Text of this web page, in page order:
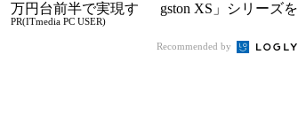
万円台前半で実現す
る快適PCライフ
PR(ITmedia PC USER)
gston XS」シリーズを
Recommended by